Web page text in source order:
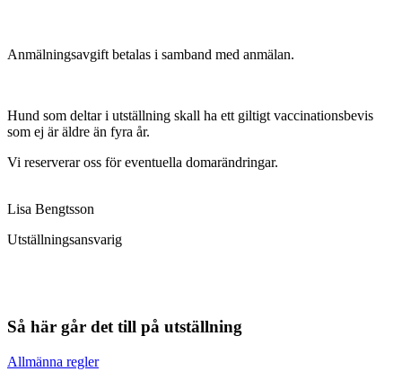
Anmälningsavgift betalas i samband med anmälan.
Hund som deltar i utställning skall ha ett giltigt vaccinationsbevis
som ej är äldre än fyra år.
Vi reserverar oss för eventuella domarändringar.
Lisa Bengtsson
Utställningsansvarig
Så här går det till på utställning
Allmänna regler